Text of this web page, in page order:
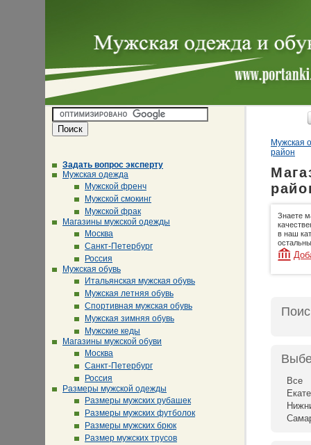
Задать вопрос эксперту
Мужская одежда
Мужской френч
Мужской смокинг
Мужской фрак
Магазины мужской одежды
Москва
Санкт-Петербург
Россия
Мужская обувь
Итальянская мужская обувь
Мужская летняя обувь
Спортивная мужская обувь
Мужская зимняя обувь
Мужские кеды
Магазины мужской обуви
Москва
Санкт-Петербург
Россия
Размеры мужской одежды
Размеры мужских рубашек
Размеры мужских футболок
Размеры мужских брюк
Размер мужских трусов
Мужская
район
Знаете
в наш
Все